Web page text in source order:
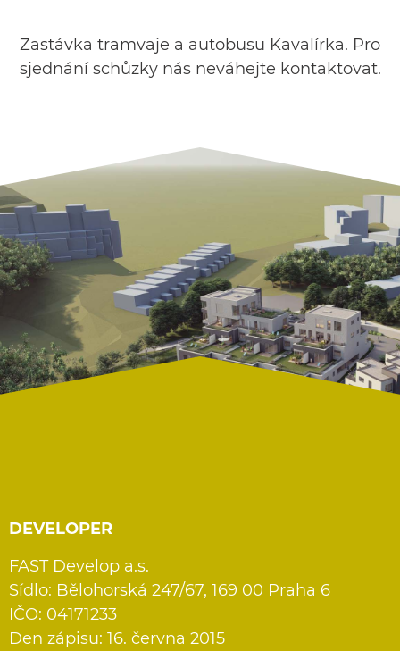
Zastávka tramvaje a autobusu Kavalírka. Pro
sjednání schůzky nás neváhejte kontaktovat.
DEVELOPER
FAST Develop a.s.
Sídlo: Bělohorská 247/67, 169 00 Praha 6
IČO: 04171233
Den zápisu: 16. června 2015